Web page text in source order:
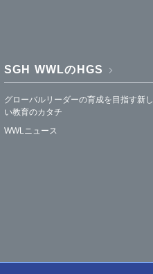
SGH WWLのHGS
グローバルリーダーの育成を目指す新し
い教育のカタチ
WWLニュース